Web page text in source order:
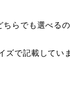
ちらでも選べる
ズで記載してい